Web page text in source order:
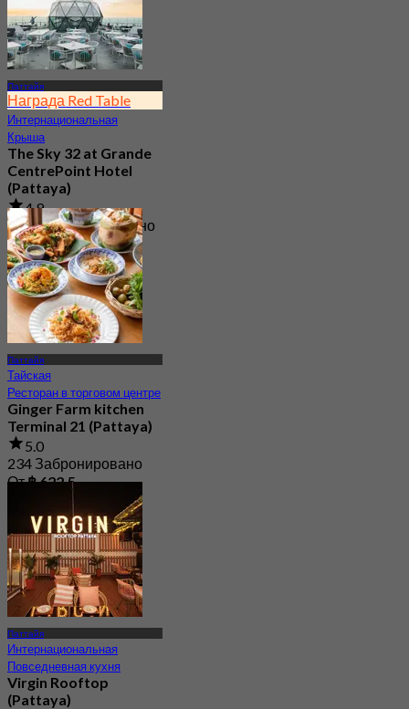
Паттайя
Награда Red Table
Интернациональная
Крыша
The Sky 32 at Grande
CentrePoint Hotel
(Pattaya)
4.9
11.7K Забронировано
От฿ 980
Паттайя
Тайская
Ресторан в торговом центре
Ginger Farm kitchen
Terminal 21 (Pattaya)
5.0
234 Забронировано
От฿ 622.5
Паттайя
Интернациональная
Повседневная кухня
Virgin Rooftop
(Pattaya)